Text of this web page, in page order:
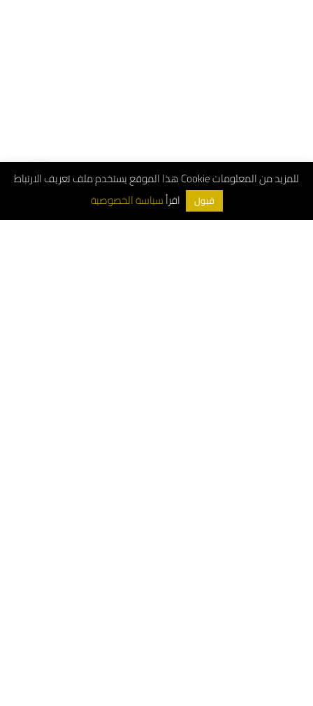
هذا الموقع يستخدم ملف تعريف الارتباط Cookie للمزيد من المعلومات
اقرأ
قبول